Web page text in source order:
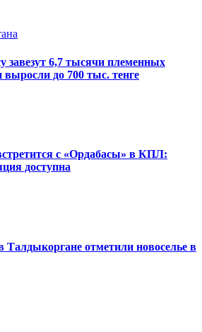
завезут 6,7 тысячи племенных
выросли до 700 тыс. тенге
с «Ордабасы» в КПЛ:
доступна
Талдыкоргане отметили новоселье в